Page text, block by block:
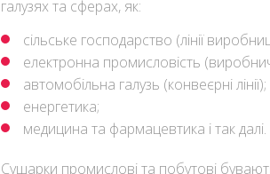
галузях та сферах, як:
сільське господарство (лінії
електронна промисловість (виробничі
автомобільна галузь (конвеєрні лінії);
енергетика;
медицина та фармацевтика і так далі.
Сушарки промислові та побутові